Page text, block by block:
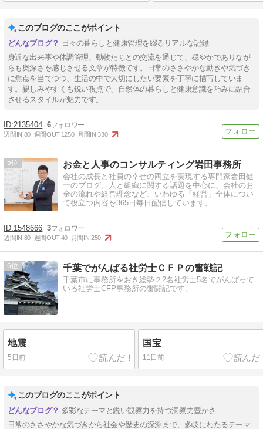
このブログのここがポイント
日々の暮らしと健康管理を綴るリアルな記録
身近な出来事や体調管理、動物たちとの交流を通じて、穏やかでありなが
らも奥深さを感じさせる文章が特徴です。日常のささやかな動きや気づき
に焦点を当てつつ、生活の中で大切にしたい要素を丁寧に描写していま
す。親しみやすくも鋭い視点で、自然体の暮らしと健康意識を巧みに融合
させるスタイルが魅力です。
2135404 6
週間IN:80 週間OUT:1250 月間IN:330
5 お金と人事のコンサルティング岩田事務所
会社の成長と社員の幸せの両立を実現する専門家岩田健
一のブログ。人と組織に関する話題を中心に、会社のお
金の流れや経営理念など、いわゆる「経営」全体につい
て役立つ内容を365日毎日配信しています。
1548666 3
週間IN:80 週間OUT:40 月間IN:250
6 千葉でがんばる社労士ＣＦＰの奮戦記
千葉市に事務所をおき総勢２2名社労士5名でがんばって
いる社労士CFP事務所の奮闘記です。
地震
5日前
国宝
11日前
このブログのここがポイント
多彩なテーマと鋭い観察力を持つ洞察力豊かさ
日常のささやかな気づきから社会や歴史の深淵まで、多岐にわたるテーマ